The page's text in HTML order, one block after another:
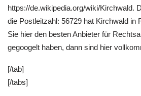
https://de.wikipedia.org/wiki/Kirchwald.
die Postleitzahl: 56729 hat Kirchwald in
Sie hier den besten Anbieter für
gegoogelt haben, dann sind hier
[/tab]
[/tabs]